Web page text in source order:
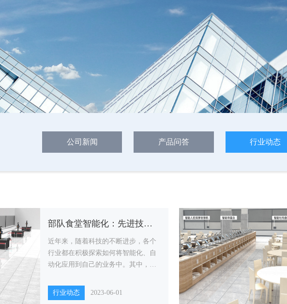
公司新闻 产品问答 行业动态
部队食堂智能化：先进技术助力军人用餐
近年来，随着科技的不断进步，各个
行业都在积极探索如何将智能化、自
动化应用到自己的业务中。其中，军
智能化设备和管理系统，以提高餐饮
服务的效率和质量。
行业动态 2023-06-01